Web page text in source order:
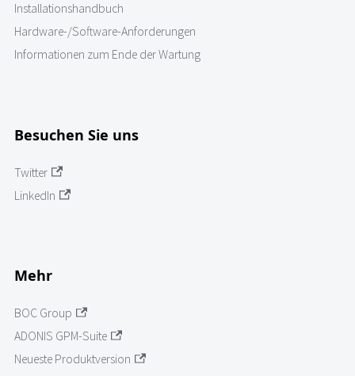
Installationshandbuch
Hardware-/Software-Anforderungen
Informationen zum Ende der Wartung
Besuchen Sie uns
Twitter
LinkedIn
Mehr
BOC Group
ADONIS GPM-Suite
Neueste Produktversion